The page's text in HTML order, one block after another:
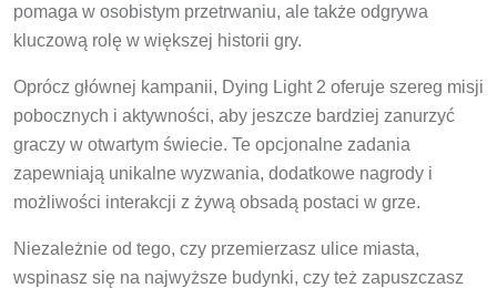
pomaga w osobistym przetrwaniu, ale także odgrywa
kluczową rolę w większej historii gry.
Oprócz głównej kampanii, Dying Light 2 oferuje szereg misji
pobocznych i aktywności, aby jeszcze bardziej zanurzyć
graczy w otwartym świecie. Te opcjonalne zadania
zapewniają unikalne wyzwania, dodatkowe nagrody i
możliwości interakcji z żywą obsadą postaci w grze.
Niezależnie od tego, czy przemierzasz ulice miasta,
wspinasz się na najwyższe budynki, czy też zapuszczasz